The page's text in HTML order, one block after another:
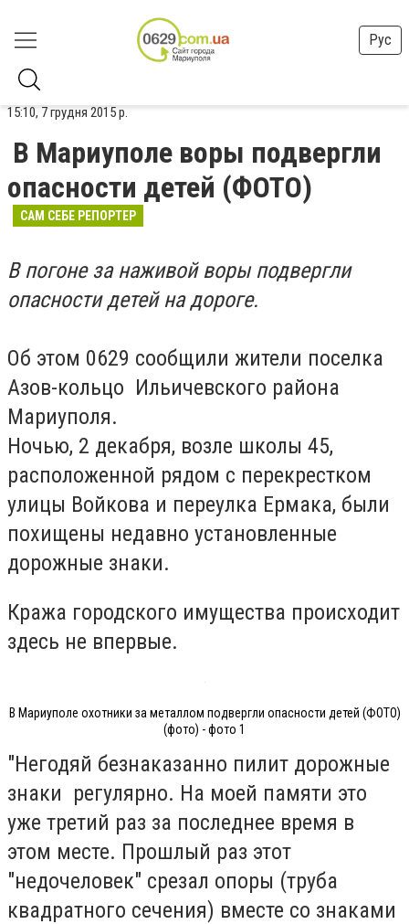
Рус
15:10, 7 грудня 2015 р.
В Мариуполе воры подвергли
опасности детей (ФОТО)
САМ СЕБЕ РЕПОРТЕР
В погоне за наживой воры подвергли
опасности детей на дороге.
Об этом 0629 сообщили жители поселка
Азов-кольцо Ильичевского района
Мариуполя.
Ночью, 2 декабря, возле школы 45,
расположенной рядом с перекрестком
улицы Войкова и переулка Ермака, были
похищены недавно установленные
дорожные знаки.
Кража городского имущества происходит
здесь не впервые.
В Мариуполе охотники за металлом подвергли опасности детей (ФОТО)
(фото) - фото 1
"Негодяй безнаказанно пилит дорожные
знаки регулярно. На моей памяти это
уже третий раз за последнее время в
этом месте. Прошлый раз этот
"недочеловек" срезал опоры (труба
квадратного сечения) вместе со знаками